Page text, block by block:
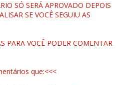
SÓ SERÁ APROVADO DEPOIS
SE VOCÊ SEGUIU AS
PARA VOCÊ PODER COMENTAR
que:<<<